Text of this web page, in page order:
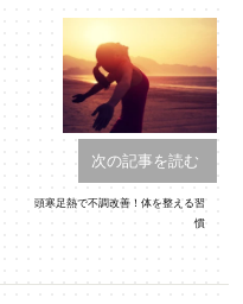
次の記事を読む
頭寒足熱で不調改善！体を整える習
慣